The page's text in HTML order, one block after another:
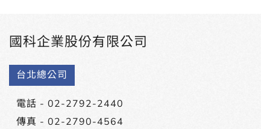
國科企業股份有限公司
台北總公司
電話 - 02-2792-2440
傳真 - 02-2790-4564